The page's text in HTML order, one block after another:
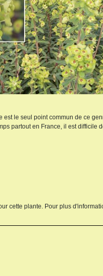
le seul point commun de ce
partout en France, il est difficile
cette plante. Pour plus